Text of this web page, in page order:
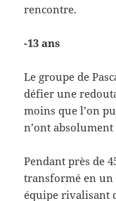
rencontre.
-13 ans
Le groupe de
défier une
moins que l’on
n’ont absolument
Pendant près de
transformé en un
équipe rivalisant